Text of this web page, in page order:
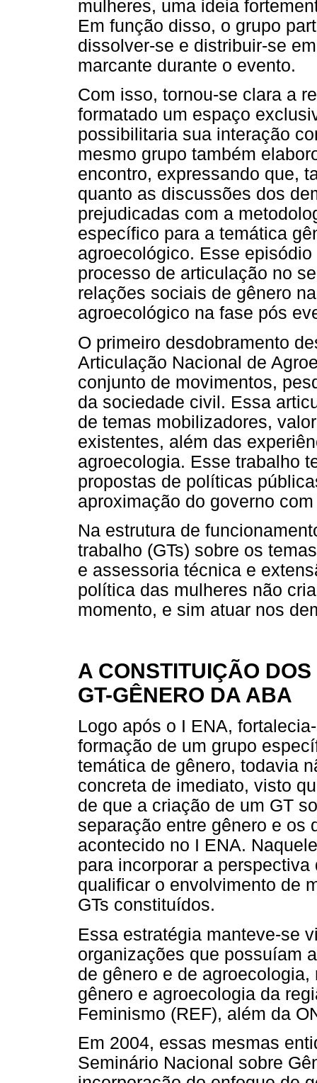
mulheres, uma ideia
Em função disso, o grupo
dissolver-se e distribuir-se
marcante durante o evento.
Com isso, tornou-se clara a
formatado um espaço
possibilitaria sua interação
mesmo grupo também
encontro, expressando que,
quanto as discussões dos
prejudicadas com a
específico para a temática
agroecológico. Esse
processo de articulação no
relações sociais de gênero
agroecológico na fase pós
O primeiro desdobramento
Articulação Nacional de
conjunto de movimentos,
da sociedade civil. Essa
de temas mobilizadores,
existentes, além das
agroecologia. Esse trabalho
propostas de políticas
aproximação do governo
Na estrutura de
trabalho (GTs) sobre os
e assessoria técnica e
política das mulheres não
momento, e sim atuar nos
A CONSTITUIÇÃO
GT-GÊNERO DA ABA
Logo após o I ENA,
formação de um grupo
temática de gênero, todavia
concreta de imediato, visto
de que a criação de um GT
separação entre gênero e os
acontecido no I ENA.
para incorporar a
qualificar o envolvimento de
GTs constituídos.
Essa estratégia manteve-se
organizações que possuíam
de gênero e de
gênero e agroecologia da
Feminismo (REF), além da
Em 2004, essas mesmas
Seminário Nacional sobre